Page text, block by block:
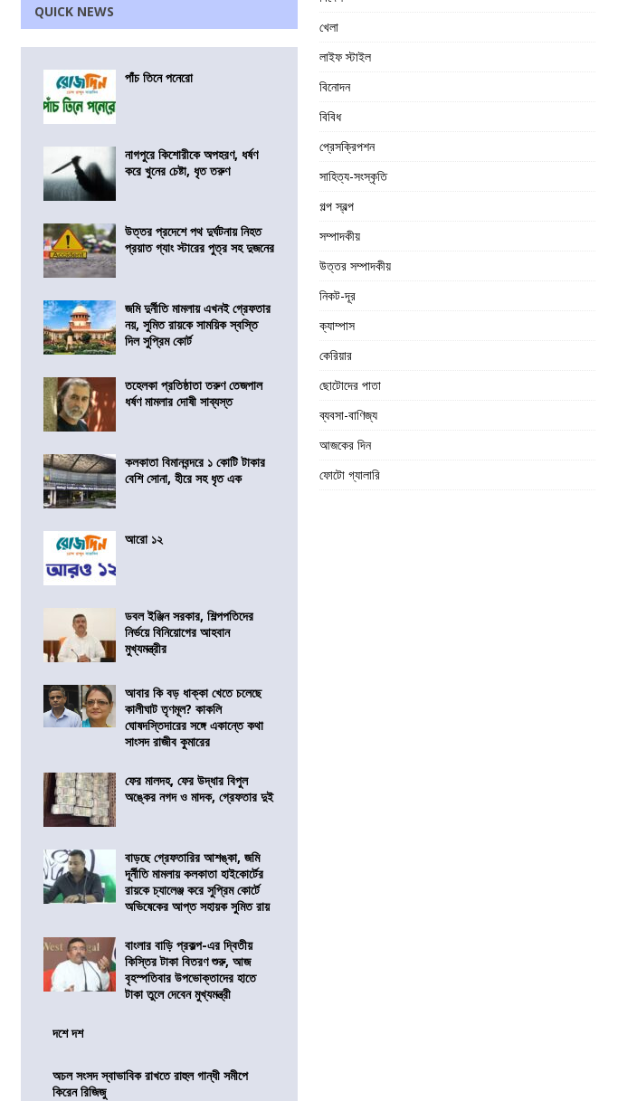
QUICK NEWS
পাঁচ তিনে পনেরো
নাগপুরে কিশোরীকে অপহরণ, ধর্ষণ
করে খুনের চেষ্টা, ধৃত তরুণ
উত্তর প্রদেশে পথ দুর্ঘটনায় নিহত
প্রয়াত গ্যাং স্টারের পুত্র সহ দুজনের
জমি দুর্নীতি মামলায় এখনই গ্রেফতার
নয়, সুমিত রায়কে সাময়িক স্বস্তি
দিল সুপ্রিম কোর্ট
তহেলকা প্রতিষ্ঠাতা তরুণ তেজপাল
ধর্ষণ মামলার দোষী সাব্যস্ত
কলকাতা বিমানবন্দরে ১ কোটি টাকার
বেশি সোনা, হীরে সহ ধৃত এক
আরো ১২
ডবল ইঞ্জিন সরকার, শিল্পপতিদের
নির্ভয়ে বিনিয়োগের আহবান
মুখ্যমন্ত্রীর
আবার কি বড় ধাক্কা খেতে চলেছে
কালীঘাট তৃণমূল? কাকলি
ঘোষদস্তিদারের সঙ্গে একান্তে কথা
সাংসদ রাজীব কুমারের
ফের মালদহ, ফের উদ্ধার বিপুল
অঙ্কের নগদ ও মাদক, গ্রেফতার দুই
বাড়ছে গ্রেফতারির আশঙ্কা, জমি
দূর্নীতি মামলায় কলকাতা হাইকোর্টের
রায়কে চ্যালেঞ্জ করে সুপ্রিম কোর্টে
অভিষেকের আপ্ত সহায়ক সুমিত রায়
বাংলার বাড়ি প্রকল্প-এর দ্বিতীয়
কিস্তির টাকা বিতরণ শুরু, আজ
বৃহস্পতিবার উপভোক্তাদের হাতে
টাকা তুলে দেবেন মুখ্যমন্ত্রী
দশে দশ
অচল সংসদ স্বাভাবিক রাখতে রাহুল গান্ধী সমীপে
কিরেন রিজিজু
খেলা
লাইফ স্টাইল
বিনোদন
বিবিধ
প্রেসক্রিপশন
সাহিত্য-সংস্কৃতি
গল্প স্বল্প
সম্পাদকীয়
উত্তর সম্পাদকীয়
নিকট-দূর
ক্যাম্পাস
কেরিয়ার
ছোটোদের পাতা
ব্যবসা-বাণিজ্য
আজকের দিন
ফোটো গ্যালারি